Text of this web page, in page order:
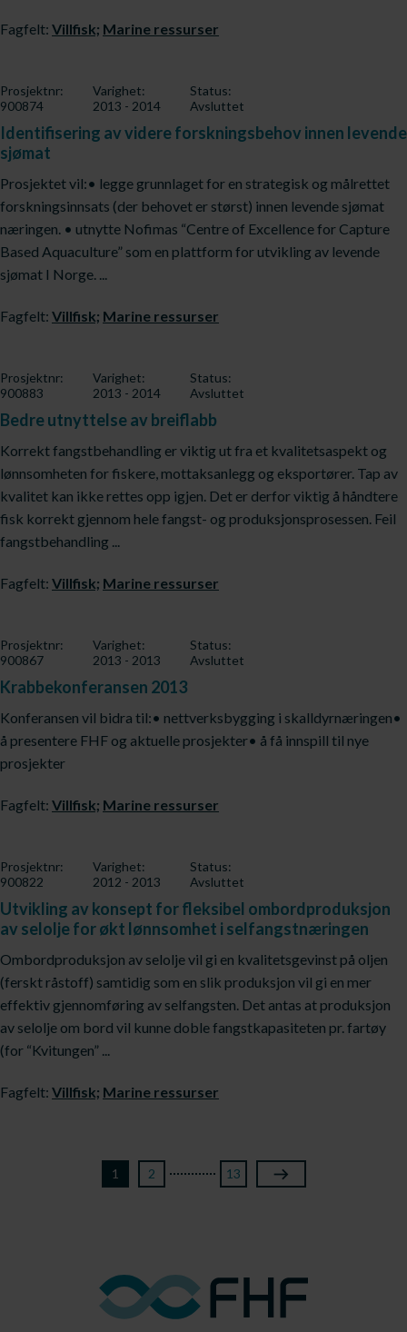
Fagfelt: Villfisk; Marine ressurser
Prosjektnr:
900874
Varighet:
2013 - 2014
Status:
Avsluttet
Identifisering av videre forskningsbehov innen levende
sjømat
Prosjektet vil:• legge grunnlaget for en strategisk og målrettet
forskningsinnsats (der behovet er størst) innen levende sjømat
næringen. • utnytte Nofimas “Centre of Excellence for Capture
Based Aquaculture” som en plattform for utvikling av levende
sjømat I Norge. ...
Fagfelt: Villfisk; Marine ressurser
Prosjektnr:
900883
Varighet:
2013 - 2014
Status:
Avsluttet
Bedre utnyttelse av breiflabb
Korrekt fangstbehandling er viktig ut fra et kvalitetsaspekt og
lønnsomheten for fiskere, mottaksanlegg og eksportører. Tap av
kvalitet kan ikke rettes opp igjen. Det er derfor viktig å håndtere
fisk korrekt gjennom hele fangst- og produksjonsprosessen. Feil
fangstbehandling ...
Fagfelt: Villfisk; Marine ressurser
Prosjektnr:
900867
Varighet:
2013 - 2013
Status:
Avsluttet
Krabbekonferansen 2013
Konferansen vil bidra til:• nettverksbygging i skalldyrnæringen•
å presentere FHF og aktuelle prosjekter• å få innspill til nye
prosjekter
Fagfelt: Villfisk; Marine ressurser
Prosjektnr:
900822
Varighet:
2012 - 2013
Status:
Avsluttet
Utvikling av konsept for fleksibel ombordproduksjon
av selolje for økt lønnsomhet i selfangstnæringen
Ombordproduksjon av selolje vil gi en kvalitetsgevinst på oljen
(ferskt råstoff) samtidig som en slik produksjon vil gi en mer
effektiv gjennomføring av selfangsten. Det antas at produksjon
av selolje om bord vil kunne doble fangstkapasiteten pr. fartøy
(for “Kvitungen” ...
Fagfelt: Villfisk; Marine ressurser
1 2 13